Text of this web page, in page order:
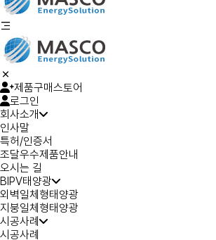
제품구매스토어
로그인
회사소개
인사말
특허/인증서
조달우수제품안내
오시는 길
BIPV태양광
외벽일체형태양광
지붕일체형태양광
시공사례
시공사례